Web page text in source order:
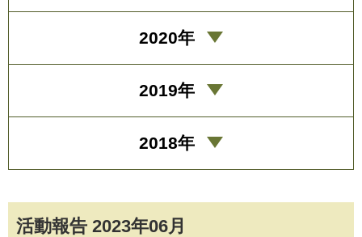
活動報告 2023年06月
2020年
2019年
2018年